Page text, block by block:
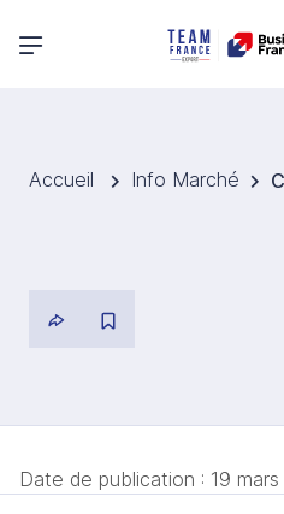
Menu principal
Accueil Info Marché
Date de publication : 19